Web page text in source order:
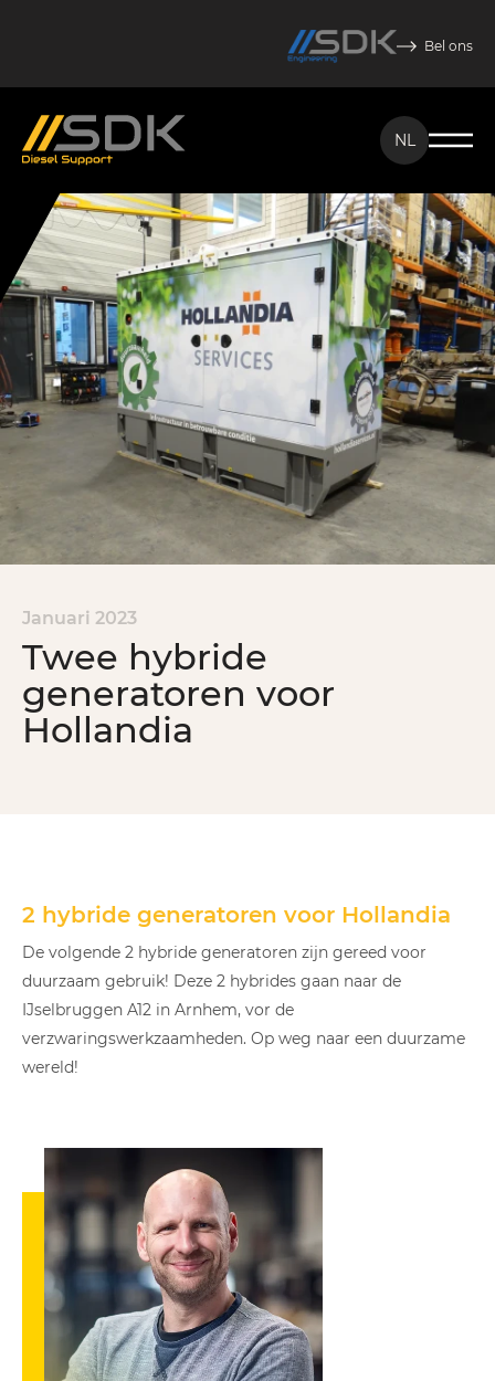
Bel ons
NL
EN
Januari 2023
Twee hybride
generatoren voor
Hollandia
2 hybride generatoren voor Hollandia
De volgende 2 hybride generatoren zijn gereed voor
duurzaam gebruik! Deze 2 hybrides gaan naar de
IJselbruggen A12 in Arnhem, vor de
verzwaringswerkzaamheden. Op weg naar een duurzame
wereld!